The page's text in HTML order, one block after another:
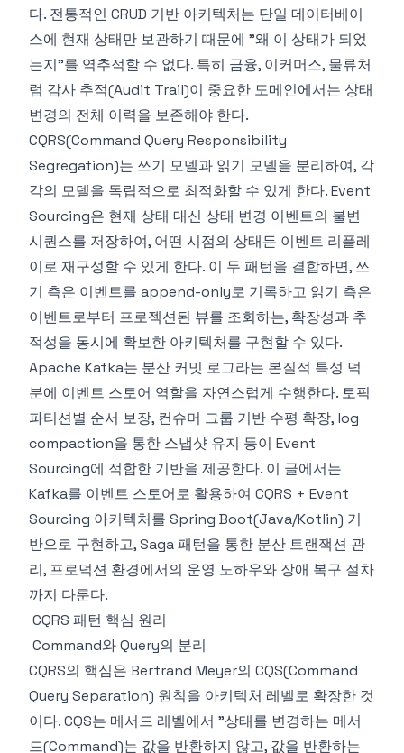
다. 전통적인 CRUD 기반 아키텍처는 단일 데이터베이
스에 현재 상태만 보관하기 때문에 "왜 이 상태가 되었
는지"를 역추적할 수 없다. 특히 금융, 이커머스, 물류처
럼 감사 추적(Audit Trail)이 중요한 도메인에서는 상태
변경의 전체 이력을 보존해야 한다.
CQRS(Command Query Responsibility
Segregation)는 쓰기 모델과 읽기 모델을 분리하여, 각
각의 모델을 독립적으로 최적화할 수 있게 한다. Event
Sourcing은 현재 상태 대신 상태 변경 이벤트의 불변
시퀀스를 저장하여, 어떤 시점의 상태든 이벤트 리플레
이로 재구성할 수 있게 한다. 이 두 패턴을 결합하면, 쓰
기 측은 이벤트를 append-only로 기록하고 읽기 측은
이벤트로부터 프로젝션된 뷰를 조회하는, 확장성과 추
적성을 동시에 확보한 아키텍처를 구현할 수 있다.
Apache Kafka는 분산 커밋 로그라는 본질적 특성 덕
분에 이벤트 스토어 역할을 자연스럽게 수행한다. 토픽
파티션별 순서 보장, 컨슈머 그룹 기반 수평 확장, log
compaction을 통한 스냅샷 유지 등이 Event
Sourcing에 적합한 기반을 제공한다. 이 글에서는
Kafka를 이벤트 스토어로 활용하여 CQRS + Event
Sourcing 아키텍처를 Spring Boot(Java/Kotlin) 기
반으로 구현하고, Saga 패턴을 통한 분산 트랜잭션 관
리, 프로덕션 환경에서의 운영 노하우와 장애 복구 절차
까지 다룬다.
CQRS 패턴 핵심 원리
Command와 Query의 분리
CQRS의 핵심은 Bertrand Meyer의 CQS(Command
Query Separation) 원칙을 아키텍처 레벨로 확장한 것
이다. CQS는 메서드 레벨에서 "상태를 변경하는 메서
드(Command)는 값을 반환하지 않고, 값을 반환하는